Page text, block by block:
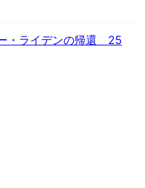
・ライデンの帰還 25